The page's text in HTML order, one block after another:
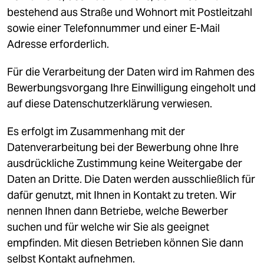
bestehend aus Straße und Wohnort mit Postleitzahl
sowie einer Telefonnummer und einer E-Mail
Adresse erforderlich.
Für die Verarbeitung der Daten wird im Rahmen des
Bewerbungsvorgang Ihre Einwilligung eingeholt und
auf diese Datenschutzerklärung verwiesen.
Es erfolgt im Zusammenhang mit der
Datenverarbeitung bei der Bewerbung ohne Ihre
ausdrückliche Zustimmung keine Weitergabe der
Daten an Dritte. Die Daten werden ausschließlich für
dafür genutzt, mit Ihnen in Kontakt zu treten. Wir
nennen Ihnen dann Betriebe, welche Bewerber
suchen und für welche wir Sie als geeignet
empfinden. Mit diesen Betrieben können Sie dann
selbst Kontakt aufnehmen.